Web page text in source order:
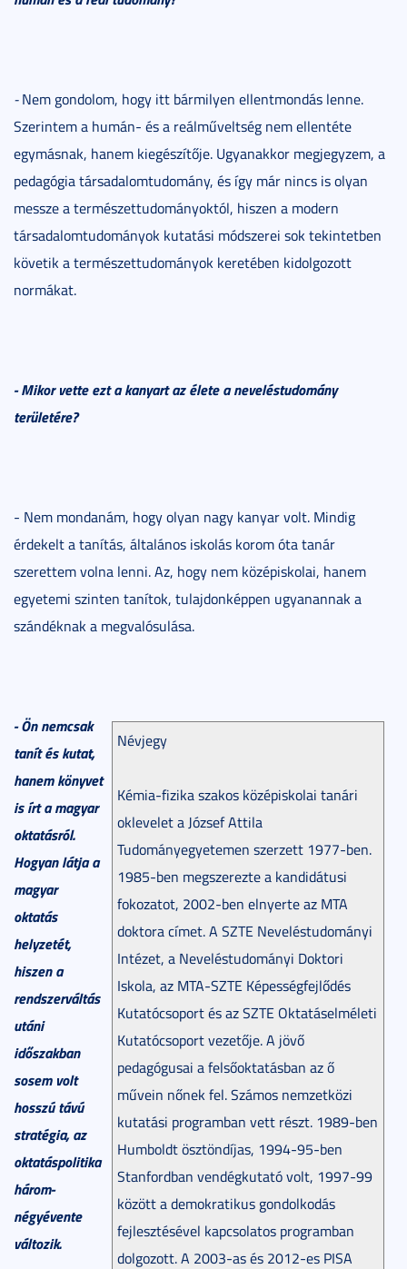
-Nem gondolom, hogy itt bármilyen ellentmondás lenne.
Szerintem a humán- és a reálműveltség nem ellentéte
egymásnak, hanem kiegészítője. Ugyanakkor megjegyzem, a
pedagógia társadalomtudomány, és így már nincs is olyan
messze a természettudományoktól, hiszen a modern
társadalomtudományok kutatási módszerei sok tekintetben
követik a természettudományok keretében kidolgozott
normákat.
- Mikor vette ezt a kanyart az élete a neveléstudomány
területére?
- Nem mondanám, hogy olyan nagy kanyar volt. Mindig
érdekelt a tanítás, általános iskolás korom óta tanár
szerettem volna lenni. Az, hogy nem középiskolai, hanem
egyetemi szinten tanítok, tulajdonképpen ugyanannak a
szándéknak a megvalósulása.
Névjegy
Kémia-fizika szakos középiskolai tanári
oklevelet a József Attila
Tudományegyetemen szerzett 1977-ben.
1985-ben megszerezte a kandidátusi
fokozatot, 2002-ben elnyerte az MTA
doktora címet. A SZTE Neveléstudományi
Intézet, a Neveléstudományi Doktori
Iskola, az MTA-SZTE Képességfejlődés
Kutatócsoport és az SZTE Oktatáselméleti
Kutatócsoport vezetője. A jövő
pedagógusai a felsőoktatásban az ő
művein nőnek fel. Számos nemzetközi
kutatási programban vett részt. 1989-ben
Humboldt ösztöndíjas, 1994-95-ben
Stanfordban vendégkutató volt, 1997-99
között a demokratikus gondolkodás
fejlesztésével kapcsolatos programban
dolgozott. A 2003-as és 2012-es PISA
- Ön nemcsak
tanít és kutat,
hanem könyvet
is írt a magyar
oktatásról.
Hogyan látja a
magyar
oktatás
helyzetét,
hiszen a
rendszerváltás
utáni
időszakban
sosem volt
hosszú távú
stratégia, az
oktatáspolitika
három-
négyévente
változik.